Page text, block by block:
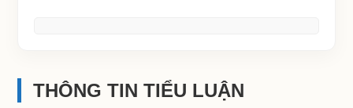
THÔNG TIN TIỂU LUẬN